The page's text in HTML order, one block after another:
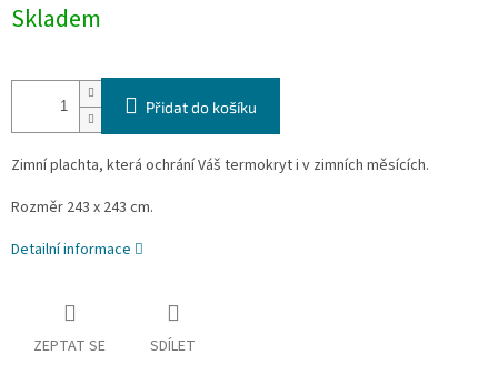
cena:
Skladem
Přidat do košíku
Zimní plachta, která ochrání Váš termokryt i v zimních měsících.
Rozměr 243 x 243 cm.
Detailní informace
ZEPTAT SE SDÍLET